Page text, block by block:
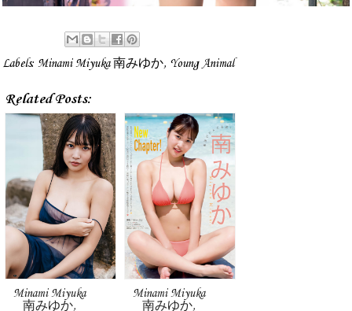
Labels: Minami Miyuka 南みゆか, Young Animal
Related Posts:
Minami Miyuka
南みゆか,
Minami Miyuka
南みゆか,